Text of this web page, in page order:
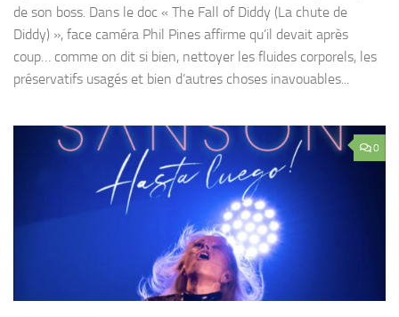
de son boss. Dans le doc « The Fall of Diddy (La chute de
Diddy) », face caméra Phil Pines affirme qu’il devait après
coup… comme on dit si bien, nettoyer les fluides corporels, les
préservatifs usagés et bien d’autres choses inavouables...
0